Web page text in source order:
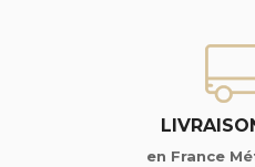
en France